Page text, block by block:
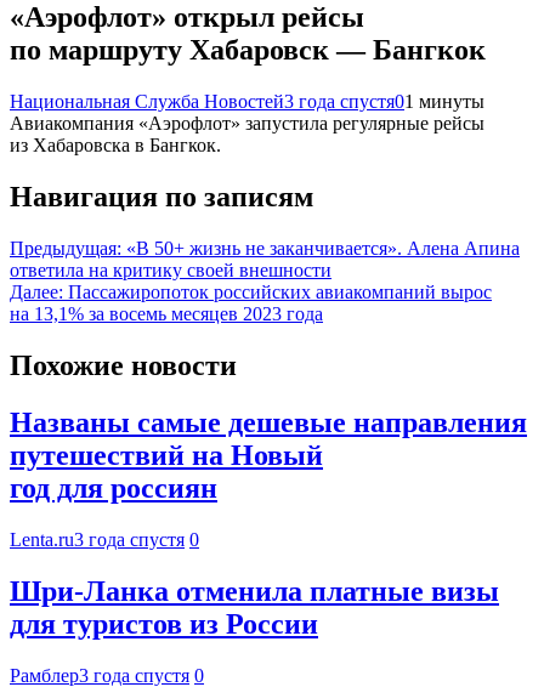
«Аэрофлот» открыл рейсы
по маршруту Хабаровск — Бангкок
Национальная Служба Новостей3 года спустя01 минуты
Авиакомпания «Аэрофлот» запустила регулярные рейсы
из Хабаровска в Бангкок.
Навигация по записям
Предыдущая: «В 50+ жизнь не заканчивается». Алена Апина
ответила на критику своей внешности
Далее: Пассажиропоток российских авиакомпаний вырос
на 13,1% за восемь месяцев 2023 года
Похожие новости
Названы самые дешевые направления
путешествий на Новый
год для россиян
Lenta.ru3 года спустя 0
Шри-Ланка отменила платные визы
для туристов из России
Рамблер3 года спустя 0